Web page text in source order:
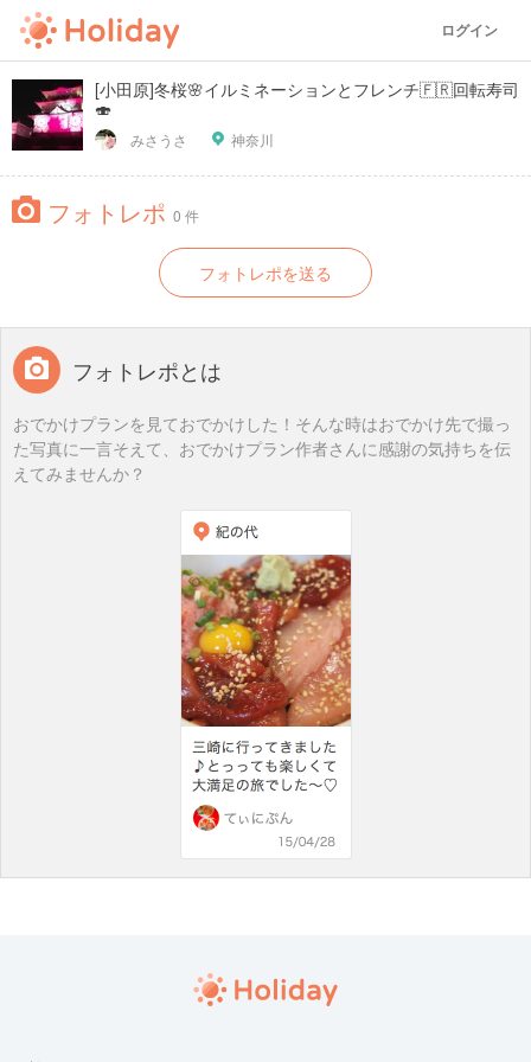
ログイン
[小田原]冬桜🌸イルミネーションとフレンチ🇫🇷回転寿司
🍣
みさうさ 神奈川
フォトレポ 0 件
フォトレポを送る
フォトレポとは
おでかけプランを見ておでかけした！そんな時はおでかけ先で撮っ
た写真に一言そえて、おでかけプラン作者さんに感謝の気持ちを伝
えてみませんか？